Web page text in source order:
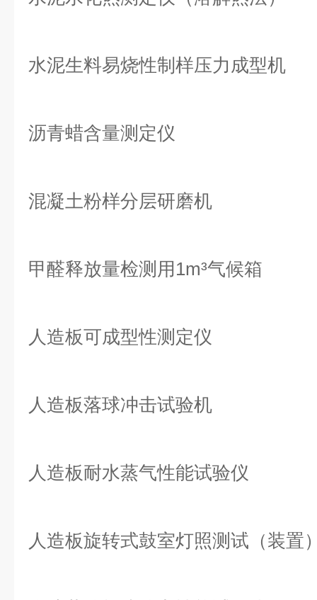
水泥生料易烧性制样压力成型机
沥青蜡含量测定仪
混凝土粉样分层研磨机
甲醛释放量检测用1m³气候箱
人造板可成型性测定仪
人造板落球冲击试验机
人造板耐水蒸气性能试验仪
人造板旋转式鼓室灯照测试（装置